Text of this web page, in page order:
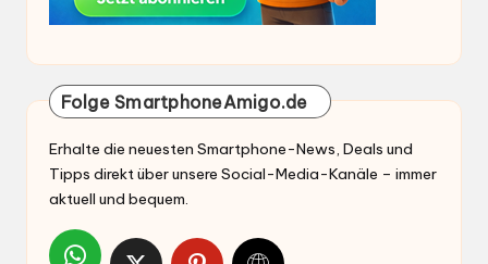
Folge SmartphoneAmigo.de
Erhalte die neuesten Smartphone-News, Deals und
Tipps direkt über unsere Social-Media-Kanäle – immer
aktuell und bequem.